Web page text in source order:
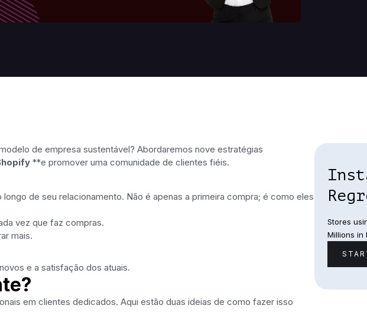
de empresa sustentável? Abordaremos nove estratégias
**e promover uma comunidade de clientes fiéis.
de seu relacionamento. Não é apenas a primeira compra; é como eles
vez que faz compras.
mais.
e a satisfação dos atuais.
em clientes dedicados. Aqui estão duas ideias de como fazer isso
Stores
Millions in